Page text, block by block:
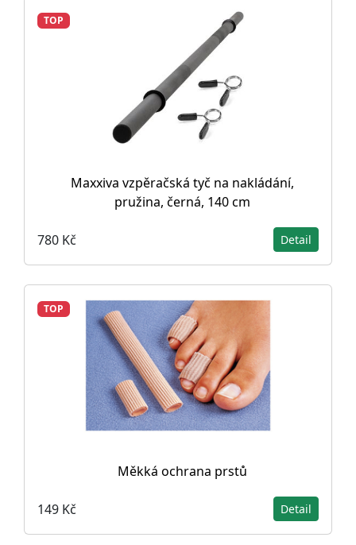
TOP
Maxxiva vzpěračská tyč na nakládání,
pružina, černá, 140 cm
780 Kč Detail
TOP
Měkká ochrana prstů
149 Kč Detail